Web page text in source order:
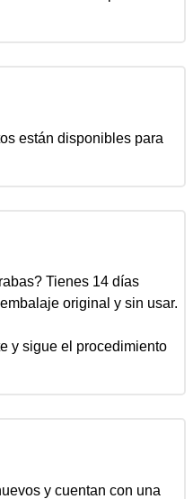
están disponibles para
Tienes 14 días
original y sin usar.
y sigue el procedimiento
y cuentan con una